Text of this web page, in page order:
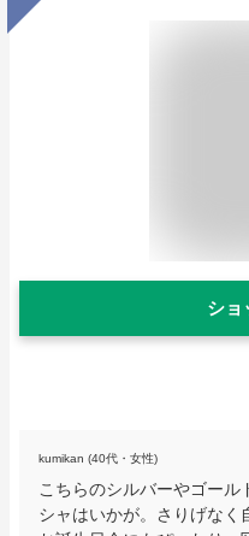
ショ
kumikan (40代・女性)
こちらのシルバーやゴー
シャはいかが。さりげなく